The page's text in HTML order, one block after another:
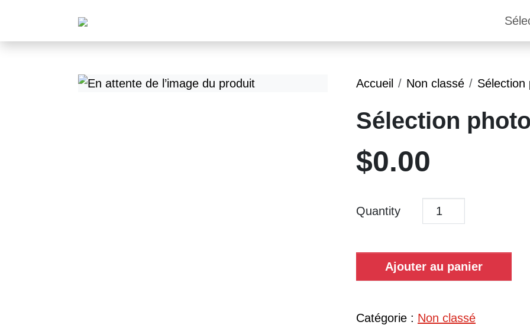
Accueil Non classé Sélection
Sélection
$0.00
Quantity
Ajouter au panier
Catégorie : Non classé